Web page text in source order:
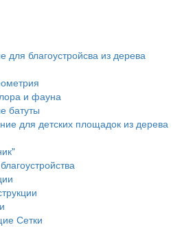
для благоустройсва из дерева
и фауна
батуты
для детских площадок из дерева
Сетки